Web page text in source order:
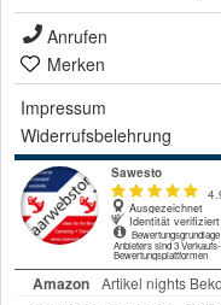
Anrufen
Merken
Impressum
Widerrufsbelehrung